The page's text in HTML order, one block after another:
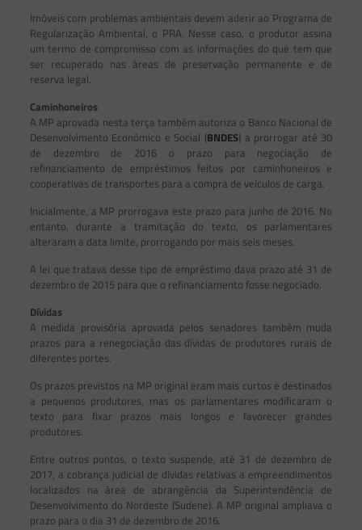
Imóveis com problemas ambientais devem aderir ao Programa de
Regularização Ambiental, o PRA. Nesse caso, o produtor assina
um termo de compromisso com as informações do que tem que
ser recuperado nas áreas de preservação permanente e de
reserva legal.
Caminhoneiros
A MP aprovada nesta terça também autoriza o Banco Nacional de
Desenvolvimento Econômico e Social (BNDES) a prorrogar até 30
de dezembro de 2016 o prazo para negociação de
refinanciamento de empréstimos feitos por caminhoneiros e
cooperativas de transportes para a compra de veículos de carga.
Inicialmente, a MP prorrogava este prazo para junho de 2016. No
entanto, durante a tramitação do texto, os parlamentares
alteraram a data limite, prorrogando por mais seis meses.
A lei que tratava desse tipo de empréstimo dava prazo até 31 de
dezembro de 2015 para que o refinanciamento fosse negociado.
Dívidas
A medida provisória aprovada pelos senadores também muda
prazos para a renegociação das dívidas de produtores rurais de
diferentes portes.
Os prazos previstos na MP original eram mais curtos e destinados
a pequenos produtores, mas os parlamentares modificaram o
texto para fixar prazos mais longos e favorecer grandes
produtores.
Entre outros pontos, o texto suspende, até 31 de dezembro de
2017, a cobrança judicial de dívidas relativas a empreendimentos
localizados na área de abrangência da Superintendência de
Desenvolvimento do Nordeste (Sudene). A MP original ampliava o
prazo para o dia 31 de dezembro de 2016.